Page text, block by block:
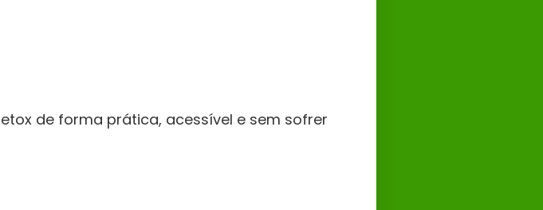
de forma prática, acessível e sem sofrer